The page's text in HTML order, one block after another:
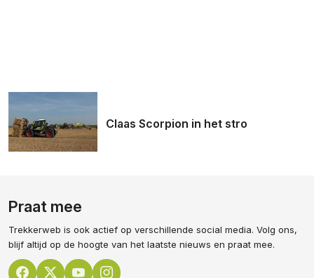
Claas Scorpion in het stro
Praat mee
Trekkerweb is ook actief op verschillende social media. Volg ons,
blijf altijd op de hoogte van het laatste nieuws en praat mee.